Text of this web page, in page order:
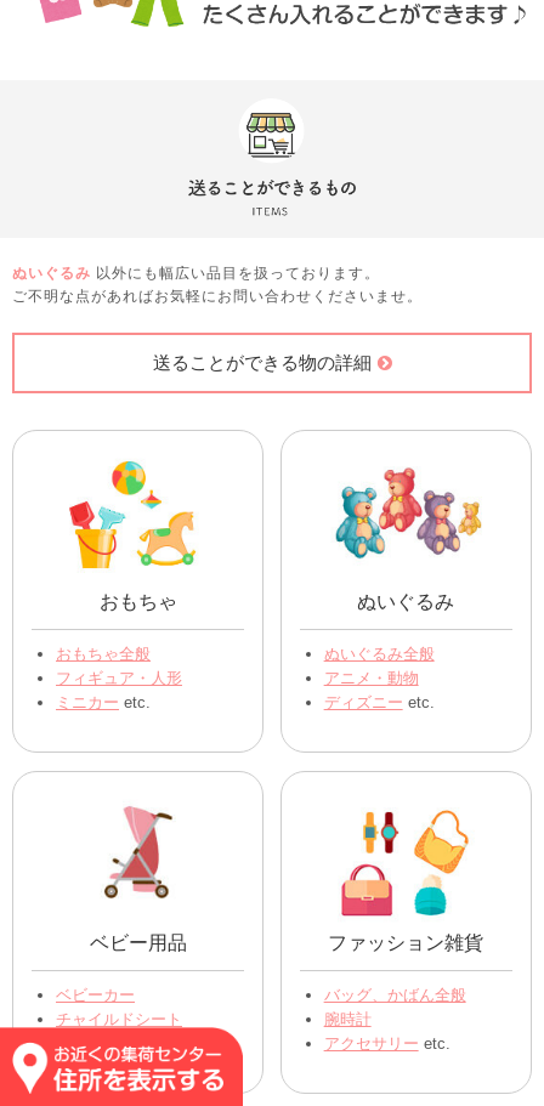
ぬいぐるみ 以外にも幅広い品目を扱っております。
ご不明な点があればお気軽にお問い合わせくださいませ。
送ることができる物の詳細
おもちゃ
おもちゃ全般
フィギュア・人形
ミニカー etc.
ぬいぐるみ
ぬいぐるみ全般
アニメ・動物
ディズニー etc.
ベビー用品
ベビーカー
チャイルドシート
その他ベビー用品 etc.
ファッション雑貨
バッグ、かばん全般
腕時計
アクセサリー etc.